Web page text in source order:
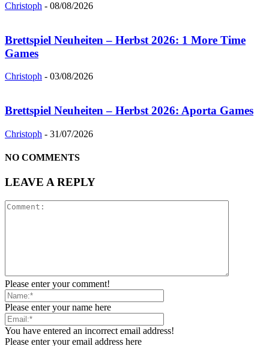
Christoph - 08/08/2026
Brettspiel Neuheiten – Herbst 2026: 1 More Time
Games
Christoph - 03/08/2026
Brettspiel Neuheiten – Herbst 2026: Aporta Games
Christoph - 31/07/2026
NO COMMENTS
LEAVE A REPLY
Please enter your comment!
Please enter your name here
You have entered an incorrect email address!
Please enter your email address here